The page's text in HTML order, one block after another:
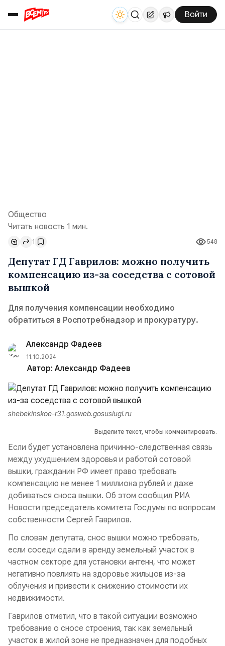
Войти
Общество
Читать новость 1 мин.
548
1
Депутат ГД Гаврилов: можно получить
компенсацию из-за соседства с сотовой
вышкой
Для получения компенсации необходимо
обратиться в Роспотребнадзор и прокуратуру.
Александр Фадеев
11.10.2024
Автор: Александр Фадеев
shebekinskoe-r31.gosweb.gosuslugi.ru
Выделите текст, чтобы комментировать.
Если будет установлена причинно-следственная связь
между ухудшением здоровья и работой сотовой
вышки, гражданин РФ имеет право требовать
компенсацию не менее 1 миллиона рублей и даже
добиваться сноса вышки. Об этом сообщил РИА
Новости председатель комитета Госдумы по вопросам
собственности Сергей Гаврилов.
По словам депутата, снос вышки можно требовать,
если соседи сдали в аренду земельный участок в
частном секторе для установки антенн, что может
негативно повлиять на здоровье жильцов из-за
облучения и привести к снижению стоимости их
недвижимости.
Гаврилов отметил, что в такой ситуации возможно
требование о сносе строения, так как земельный
участок в жилой зоне не предназначен для подобных